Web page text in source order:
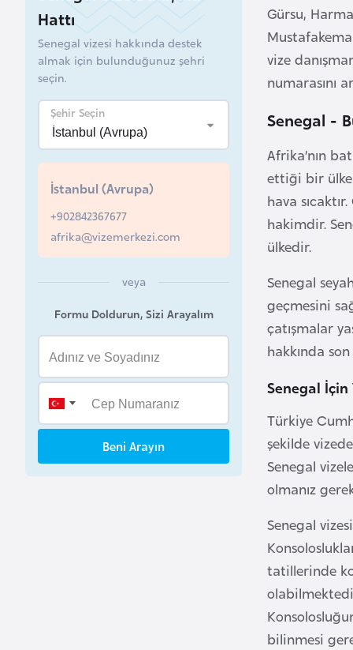
Gürsu,
vize
numarasını
Senegal -
Afrika’nın
ettiği bir ülke
hava
hakimdir.
ülkedir.
Senegal
geçmesini
çatışmalar
hakkında
Senegal
Türkiye
şekilde
Senegal
olmanız
Senegal
tatillerinde
bilinmesi
Hattı
Senegal vizesi hakkında destek
almak için bulunduğunuz şehri
seçin.
Şehir Seçin
İstanbul (Avrupa)
+902842367677
afrika@vizemerkezi.com
veya
Formu Doldurun, Sizi Arayalım
Beni Arayın
e
l
r
u
s
B
e
l
ç
i
a
B
e
i